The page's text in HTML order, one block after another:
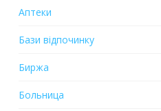
Аптеки
Бази відпочинку
Биржа
Больница